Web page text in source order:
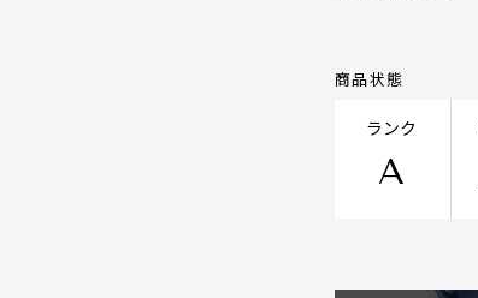
商品状態
ランク
A